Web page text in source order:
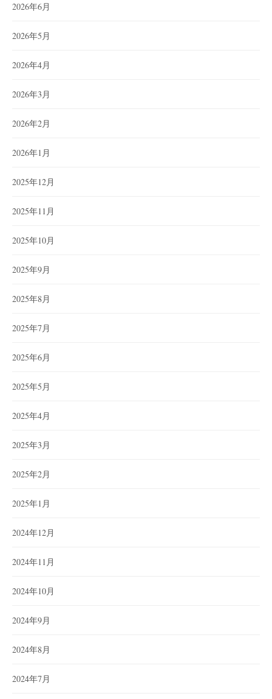
2026年6月
2026年5月
2026年4月
2026年3月
2026年2月
2026年1月
2025年12月
2025年11月
2025年10月
2025年9月
2025年8月
2025年7月
2025年6月
2025年5月
2025年4月
2025年3月
2025年2月
2025年1月
2024年12月
2024年11月
2024年10月
2024年9月
2024年8月
2024年7月